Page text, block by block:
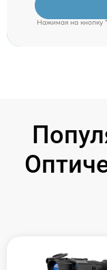
Нажимая на кнопку